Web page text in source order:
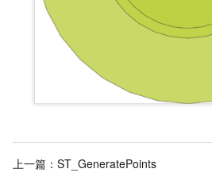
上一篇： ST_GeneratePoints